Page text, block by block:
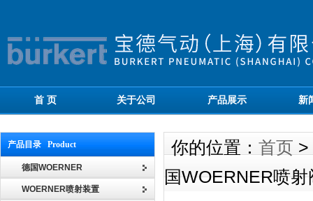
首 页 关于公司 产品展示 新
产品目录 Product
德国WOERNER
WOERNER喷射装置
你的位置： 首页 >
国WOERNER喷